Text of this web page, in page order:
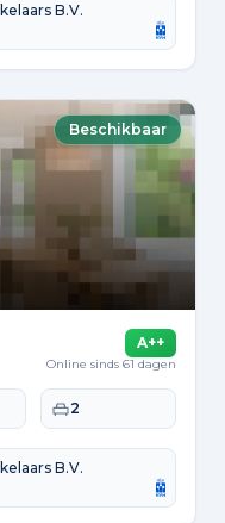
B.V.
Beschikbaar
A++
Online sinds 61 dagen
Slaapkamers
2
B.V.